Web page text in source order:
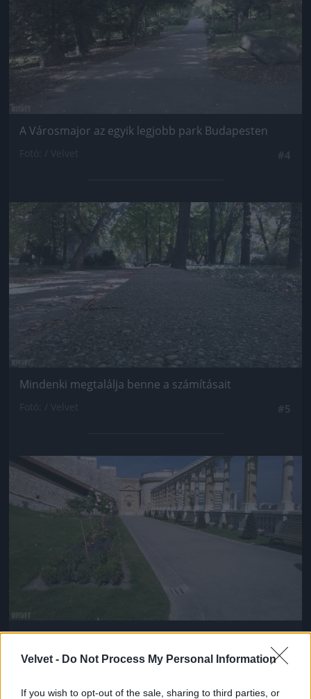
Velvet - Do Not Process My Personal Information
If you wish to opt-out of the sale, sharing to third parties, or
A Városmajor az egyik legjobb park Budapesten
Jön még kép!
Mindenki megtalálja benne a számításait
Jön még kép!
A Várkert bazár nagyon szép
Fotó: / Velvet #6